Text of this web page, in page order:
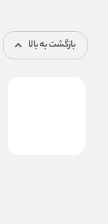
بازگشت به بالا